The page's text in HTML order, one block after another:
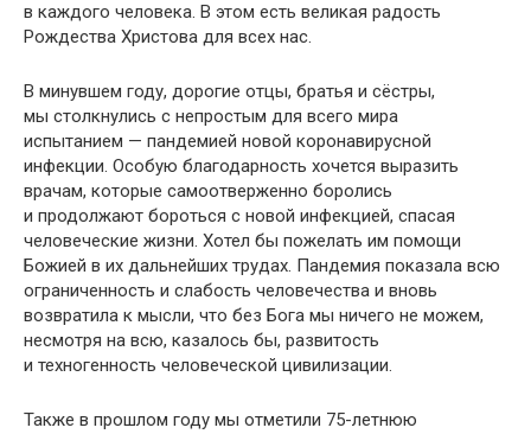
в каждого человека. В этом есть великая радость
Рождества Христова для всех нас.
В минувшем году, дорогие отцы, братья и сёстры,
мы столкнулись с непростым для всего мира
испытанием — пандемией новой коронавирусной
инфекции. Особую благодарность хочется выразить
врачам, которые самоотверженно боролись
и продолжают бороться с новой инфекцией, спасая
человеческие жизни. Хотел бы пожелать им помощи
Божией в их дальнейших трудах. Пандемия показала всю
ограниченность и слабость человечества и вновь
возвратила к мысли, что без Бога мы ничего не можем,
несмотря на всю, казалось бы, развитость
и техногенность человеческой цивилизации.
Также в прошлом году мы отметили 75-летнюю